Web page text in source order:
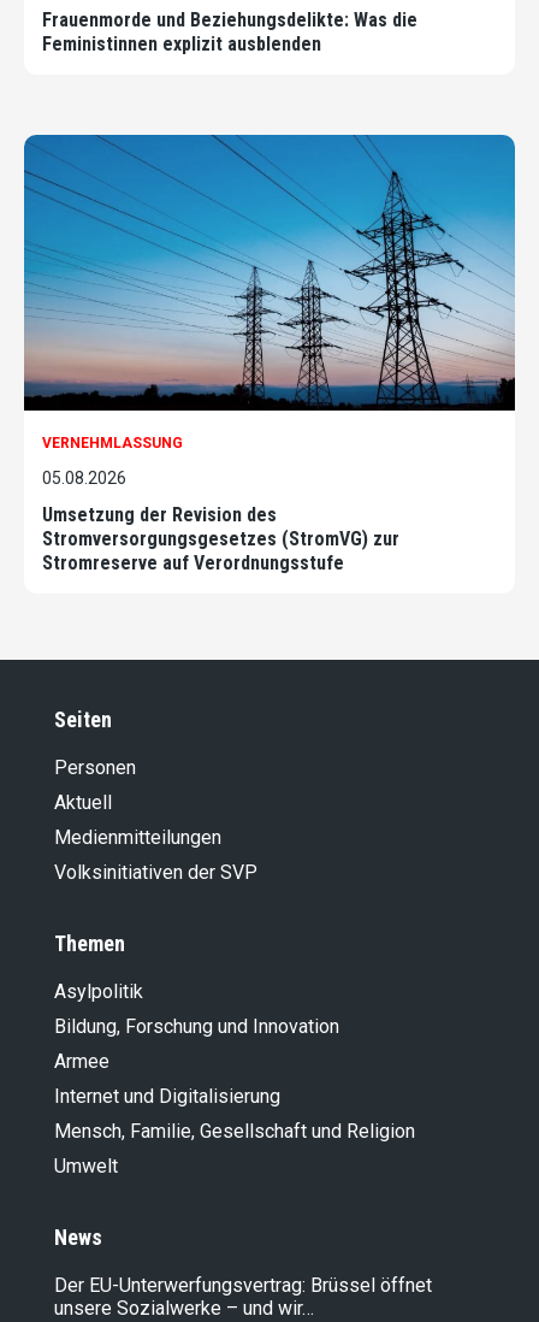
Frauenmorde und Beziehungsdelikte: Was die
Feministinnen explizit ausblenden
VERNEHMLASSUNG
05.08.2026
Umsetzung der Revision des
Stromversorgungsgesetzes (StromVG) zur
Stromreserve auf Verordnungsstufe
Seiten
Personen
Aktuell
Medienmitteilungen
Volksinitiativen der SVP
Themen
Asylpolitik
Bildung, Forschung und Innovation
Armee
Internet und Digitalisierung
Mensch, Familie, Gesellschaft und Religion
Umwelt
News
Der EU-Unterwerfungsvertrag: Brüssel öffnet
unsere Sozialwerke – und wir…